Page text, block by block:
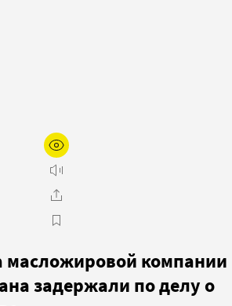
масложировой компании
задержали по делу о